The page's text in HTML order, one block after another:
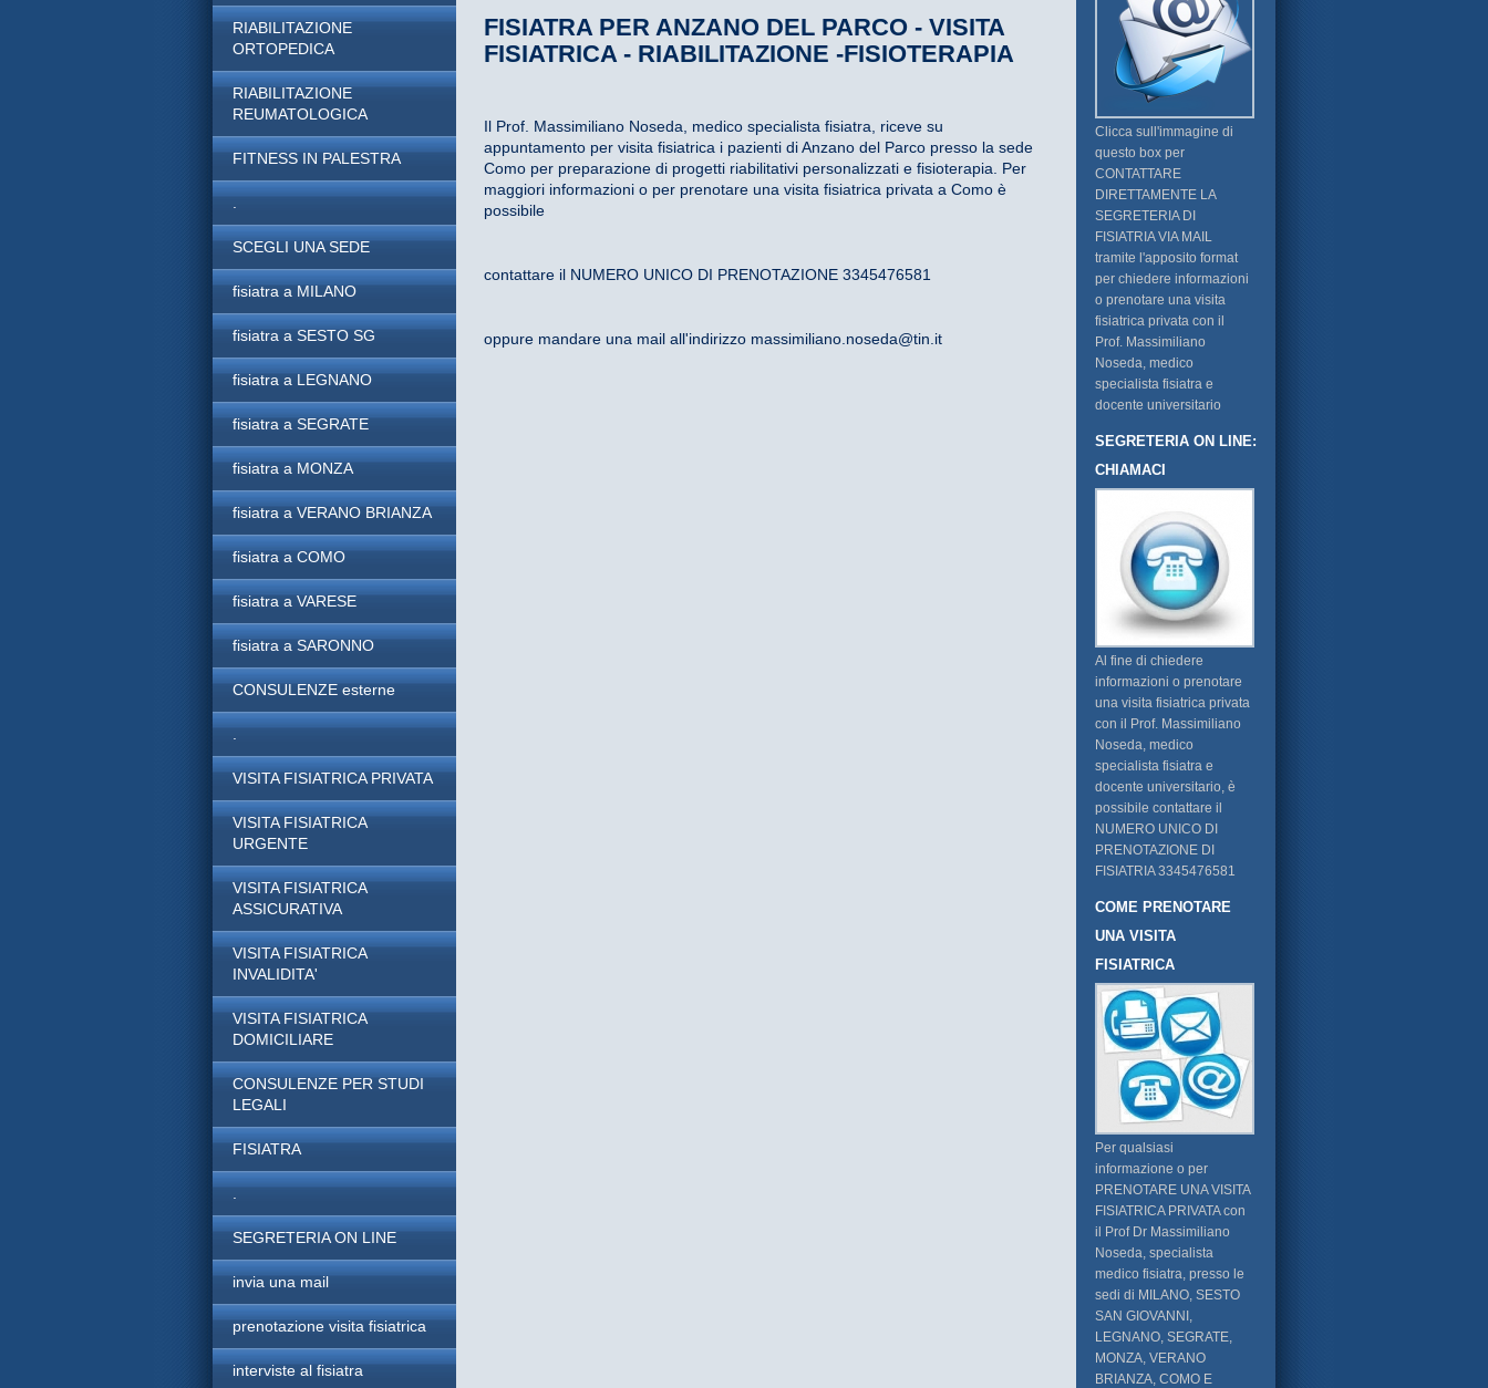
RIABILITAZIONE
ORTOPEDICA
RIABILITAZIONE
REUMATOLOGICA
FITNESS IN PALESTRA
SCEGLI UNA SEDE
fisiatra a MILANO
fisiatra a SESTO SG
fisiatra a LEGNANO
fisiatra a SEGRATE
fisiatra a MONZA
fisiatra a VERANO BRIANZA
fisiatra a COMO
fisiatra a VARESE
fisiatra a SARONNO
CONSULENZE esterne
VISITA FISIATRICA PRIVATA
VISITA FISIATRICA
URGENTE
VISITA FISIATRICA
ASSICURATIVA
VISITA FISIATRICA
INVALIDITA'
VISITA FISIATRICA
DOMICILIARE
CONSULENZE PER STUDI
LEGALI
FISIATRA
SEGRETERIA ON LINE
invia una mail
prenotazione visita fisiatrica
interviste al fisiatra
FISIATRA PER ANZANO DEL PARCO - VISITA
FISIATRICA - RIABILITAZIONE -FISIOTERAPIA
Il Prof. Massimiliano Noseda, medico specialista fisiatra, riceve su
appuntamento per visita fisiatrica i pazienti di Anzano del Parco presso la sede
Como per preparazione di progetti riabilitativi personalizzati e fisioterapia. Per
maggiori informazioni o per prenotare una visita fisiatrica privata a Como è
possibile
contattare il NUMERO UNICO DI PRENOTAZIONE 3345476581
oppure mandare una mail all'indirizzo massimiliano.noseda@tin.it
Clicca sull'immagine di
questo box per
CONTATTARE
DIRETTAMENTE LA
SEGRETERIA DI
FISIATRIA VIA MAIL
tramite l'apposito format
per chiedere informazioni
o prenotare una visita
fisiatrica privata con il
Prof. Massimiliano
Noseda, medico
specialista fisiatra e
docente universitario
SEGRETERIA ON LINE:
CHIAMACI
Al fine di chiedere
informazioni o prenotare
una visita fisiatrica privata
con il Prof. Massimiliano
Noseda, medico
specialista fisiatra e
docente universitario, è
possibile contattare il
NUMERO UNICO DI
PRENOTAZIONE DI
FISIATRIA 3345476581
COME PRENOTARE
UNA VISITA
FISIATRICA
Per qualsiasi
informazione o per
PRENOTARE UNA VISITA
FISIATRICA PRIVATA con
il Prof Dr Massimiliano
Noseda, specialista
medico fisiatra, presso le
sedi di MILANO, SESTO
SAN GIOVANNI,
LEGNANO, SEGRATE,
MONZA, VERANO
BRIANZA, COMO E